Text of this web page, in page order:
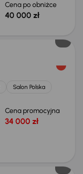
Cena po obniżce
40 000 zł
Salon Polska
Cena promocyjna
34 000 zł